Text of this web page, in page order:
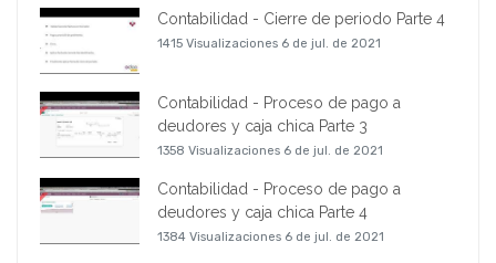
Contabilidad - Cierre de periodo Parte 4
1415 Visualizaciones 6 de jul. de 2021
Contabilidad - Proceso de pago a
deudores y caja chica Parte 3
1358 Visualizaciones 6 de jul. de 2021
Contabilidad - Proceso de pago a
deudores y caja chica Parte 4
1384 Visualizaciones 6 de jul. de 2021